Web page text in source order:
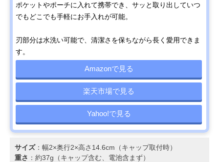
ポケットやポーチに入れて携帯でき、サッと取り出していつ
でもどこでも手軽にお手入れが可能。
刃部分は水洗い可能で、清潔さを保ちながら長く愛用できま
す。
Amazonで見る
楽天市場で見る
Yahoo!で見る
サイズ：幅2×奥行2×高さ14.6cm（キャップ取付時）
重さ ：約37g（キャップ含む、電池含まず）